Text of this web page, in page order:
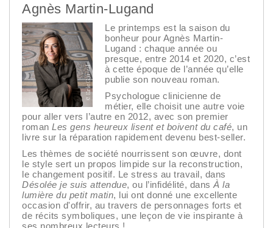
Agnès Martin-Lugand
Le printemps est la saison du
bonheur pour Agnès Martin-
Lugand : chaque année ou
presque, entre 2014 et 2020, c’est
à cette époque de l’année qu’elle
publie son nouveau roman.
Psychologue clinicienne de
métier, elle choisit une autre voie
pour aller vers l’autre en 2012, avec son premier
roman Les gens heureux lisent et boivent du café, un
livre sur la réparation rapidement devenu best-seller.
Les thèmes de société nourrissent son œuvre, dont
le style sert un propos limpide sur la reconstruction,
le changement positif. Le stress au travail, dans
Désolée je suis attendue, ou l’infidélité, dans À la
lumière du petit matin, lui ont donné une excellente
occasion d'offrir, au travers de personnages forts et
de récits symboliques, une leçon de vie inspirante à